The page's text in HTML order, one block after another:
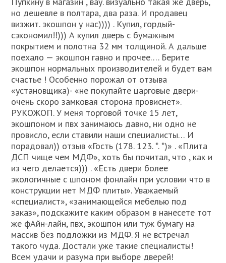
но дешевле в полтара, два раза. И продавец
визжит. экошпон у нас)))) . Купил, гордый-
сэкономил!!))) А купил дверь с бумажным
покрытием и полотна 32 мм толщиной. А дальше
поехало — экошпон гавно и прочее…. Берите
экошпон нормальных производителей и будет вам
счастье ! Особенно порожал от отзыва
«установщика)- «не покупайте царговые двери-
очень скоро замковая сторона провиснет».
РУКОЖОП. У меня торговой точке 15 лет,
экошпоном и пвх занимаюсь давно, ни одно не
провисло, если ставили наши специалисты… И
порадовал)) отзыв «Гость (178. 123. *. *)» . «Плита
ДСП чище чем МДФ», хоть бы почитал, что , как и
из чего делается))) . «Есть двери более
экологичные с шпоном фонлайн при условии что в
конструкции нет МДФ плиты». Уважаемый
«специалист», «занимающейся мебелью под
заказ», подскажите каким образом в нанесете тот
же фАйн-лайн, пвх, экошпон или туж бумагу на
массив без подложки из МДФ. Я не встречал
такого чуда. Достали уже такие специалисты!
Всем удачи и разума при выборе дверей!